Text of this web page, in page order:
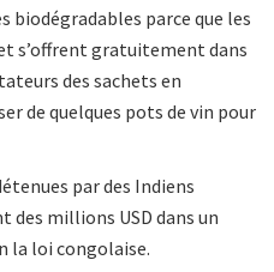
biodégradables parce que les
s’offrent gratuitement dans
des sachets en
de quelques pots de vin pour
par des Indiens
des millions USD dans un
la loi congolaise.